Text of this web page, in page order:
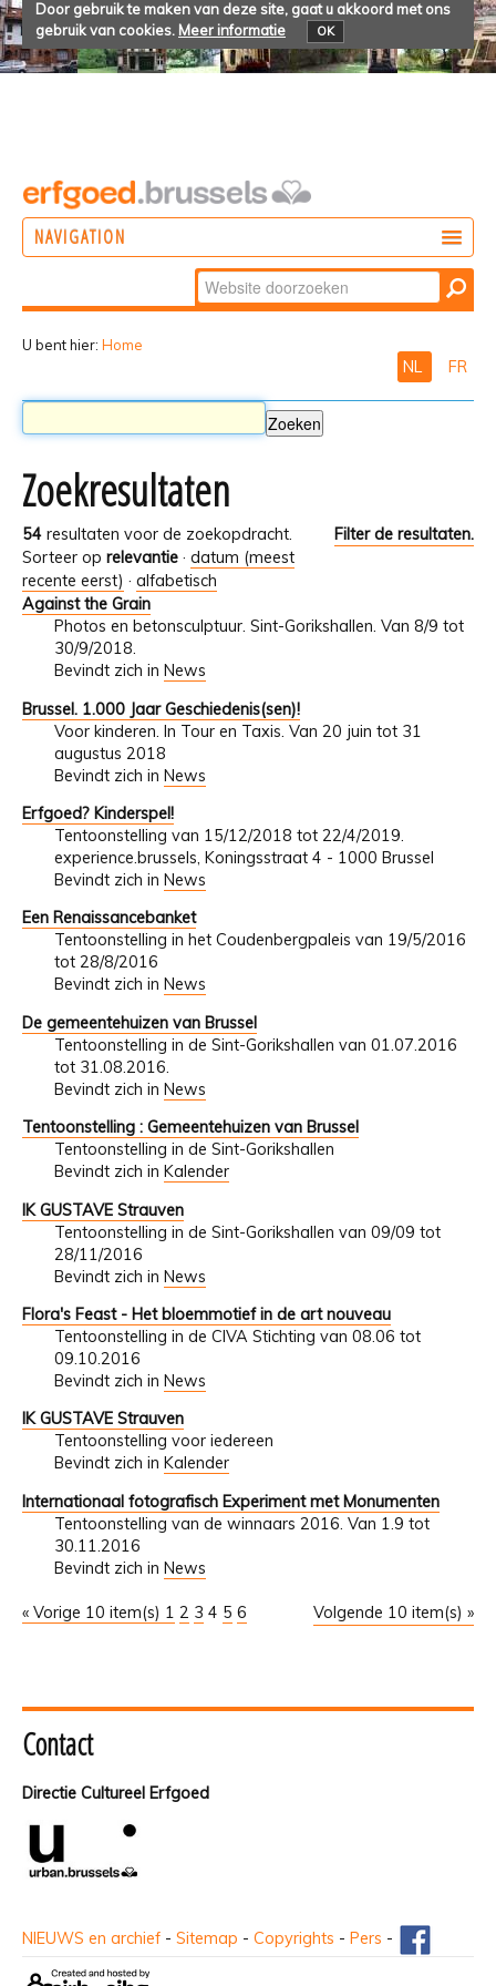
Door gebruik te maken van deze site, gaat u akkoord met ons
gebruik van cookies. Meer informatie OK
NAVIGATION
Zoek
Geavanceerd
U bent hier: Home
NL FR
Zoekresultaten
54 resultaten voor de zoekopdracht.
Filter de resultaten.
Sorteer op relevantie · datum (meest
recente eerst) · alfabetisch
Against the Grain
Photos en betonsculptuur. Sint-Gorikshallen. Van 8/9 tot
30/9/2018.
Bevindt zich in News
Brussel. 1.000 Jaar Geschiedenis(sen)!
Voor kinderen. In Tour en Taxis. Van 20 juin tot 31
augustus 2018
Bevindt zich in News
Erfgoed? Kinderspel!
Tentoonstelling van 15/12/2018 tot 22/4/2019.
experience.brussels, Koningsstraat 4 - 1000 Brussel
Bevindt zich in News
Een Renaissancebanket
Tentoonstelling in het Coudenbergpaleis van 19/5/2016
tot 28/8/2016
Bevindt zich in News
De gemeentehuizen van Brussel
Tentoonstelling in de Sint-Gorikshallen van 01.07.2016
tot 31.08.2016.
Bevindt zich in News
Tentoonstelling : Gemeentehuizen van Brussel
Tentoonstelling in de Sint-Gorikshallen
Bevindt zich in Kalender
IK GUSTAVE Strauven
Tentoonstelling in de Sint-Gorikshallen van 09/09 tot
28/11/2016
Bevindt zich in News
Flora's Feast - Het bloemmotief in de art nouveau
Tentoonstelling in de CIVA Stichting van 08.06 tot
09.10.2016
Bevindt zich in News
IK GUSTAVE Strauven
Tentoonstelling voor iedereen
Bevindt zich in Kalender
Internationaal fotografisch Experiment met Monumenten
Tentoonstelling van de winnaars 2016. Van 1.9 tot
30.11.2016
Bevindt zich in News
« Vorige 10 item(s) Volgende 10 item(s) »
1 2 3 4 5 6
Contact
Directie Cultureel Erfgoed
NIEUWS en archief - Sitemap - Copyrights - Pers -